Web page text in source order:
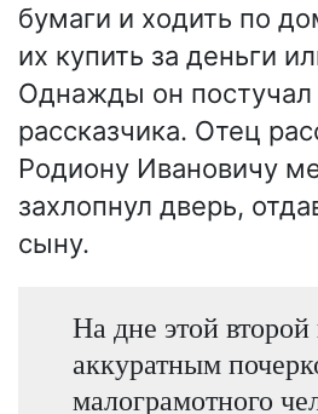
бумаги и ходить по
их купить за деньги
Однажды он постучал
рассказчика. Отец
Родиону Ивановичу
захлопнул дверь,
сыну.
На дне этой
аккуратным
малограмотного